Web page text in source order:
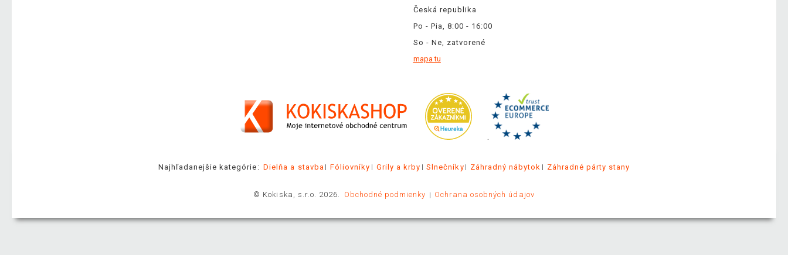
Česká republika
Po - Pia, 8:00 - 16:00
So - Ne, zatvorené
mapa tu
.
Najhľadanejšie kategórie: Dielňa a stavba Fóliovníky Grily a krby Slnečníky Záhradný nábytok Záhradné párty stany
© Kokiska, s.r.o. 2026. Obchodné podmienky Ochrana osobných údajov